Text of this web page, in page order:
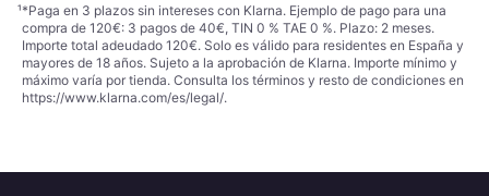
¹*Paga en 3 plazos sin intereses con Klarna. Ejemplo de pago para una
compra de 120€: 3 pagos de 40€, TIN 0 % TAE 0 %. Plazo: 2 meses.
Importe total adeudado 120€. Solo es válido para residentes en España y
mayores de 18 años. Sujeto a la aprobación de Klarna. Importe mínimo y
máximo varía por tienda. Consulta los términos y resto de condiciones en
https://www.klarna.com/es/legal/.